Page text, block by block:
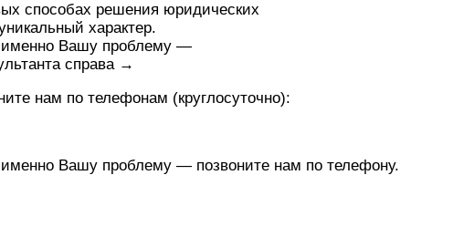
способах решения юридических
характер.
именно Вашу проблему —
справа →
нам по телефонам (круглосуточно):
Вашу проблему — позвоните нам по телефону.